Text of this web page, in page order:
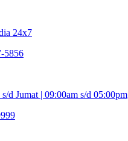
24x7
5856
d Jumat | 09:00am s/d 05:00pm